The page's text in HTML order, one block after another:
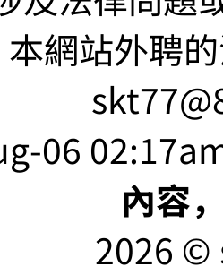
本網站外聘
06
內容
2026 ©